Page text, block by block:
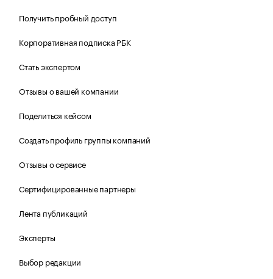
Получить пробный доступ
Корпоративная подписка РБК
Стать экспертом
Отзывы о вашей компании
Поделиться кейсом
Создать профиль группы компаний
Отзывы о сервисе
Сертифицированные партнеры
Лента публикаций
Эксперты
Выбор редакции